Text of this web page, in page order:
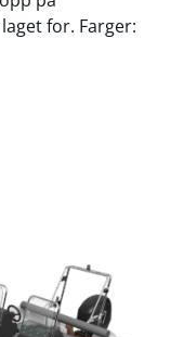
for. Farger: